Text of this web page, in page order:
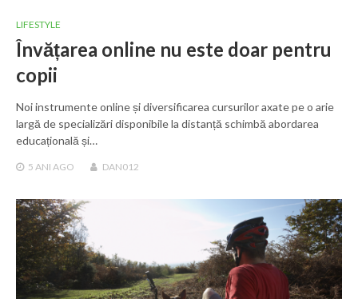
LIFESTYLE
Învățarea online nu este doar pentru
copii
Noi instrumente online și diversificarea cursurilor axate pe o arie
largă de specializări disponibile la distanță schimbă abordarea
educațională și…
5 ANI AGO DAN012